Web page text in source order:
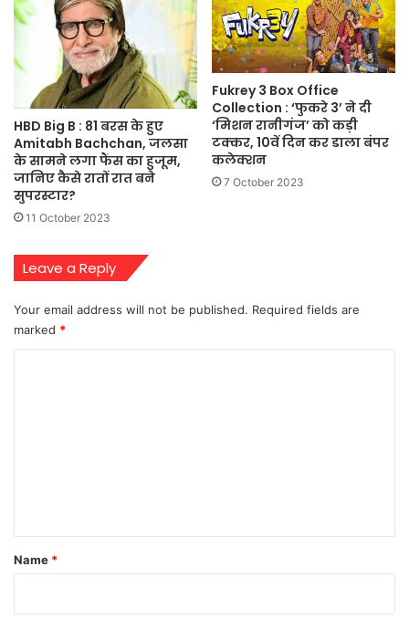
HBD Big B : 81 बरस के हुए
Amitabh Bachchan, जलसा
के सामने लगा फैंस का हुजूम,
जानिए कैसे रातों रात बने
सुपरस्टार?
11 October 2023
Fukrey 3 Box Office
Collection : ‘फुकरे 3’ ने दी
‘मिशन रानीगंज’ को कड़ी
टक्कर, 10वें दिन कर डाला बंपर
कलेक्शन
7 October 2023
Leave a Reply
Your email address will not be published. Required fields are
marked *
*
Name *